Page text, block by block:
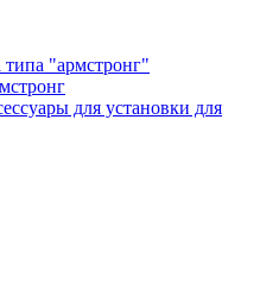
"армстронг"
для установки для